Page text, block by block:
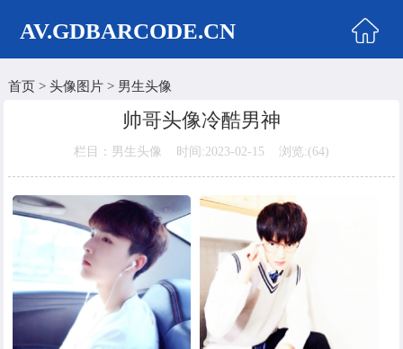
AV.GDBARCODE.CN
首页
女生头像
美女头像
男生头像
明星头像
首页> 头像图片> 男生头像
帅哥头像冷酷男神
栏目：男生头像 时间:2023-02-15 浏览:(64)